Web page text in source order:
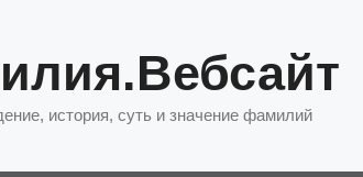
история, суть и значение фамилий